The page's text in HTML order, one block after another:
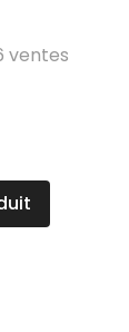
ventes